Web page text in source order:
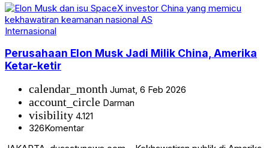
Internasional
Perusahaan Elon Musk Jadi Milik China, Amerika
Ketar-ketir
calendar_month Jumat, 6 Feb 2026
account_circle Darman
visibility 4.121
326Komentar